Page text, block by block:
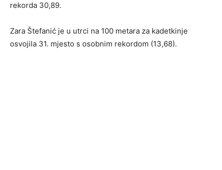
rekorda 30,89.
Zara Štefanić je u utrci na 100 metara za kadetkinje
osvojila 31. mjesto s osobnim rekordom (13,68).